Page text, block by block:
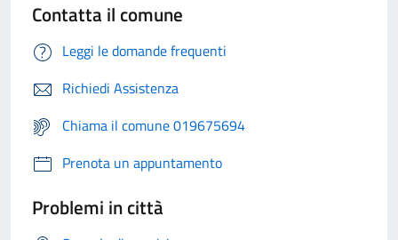
Contatta il comune
Leggi le domande frequenti
Richiedi Assistenza
Chiama il comune 019675694
Prenota un appuntamento
Problemi in città